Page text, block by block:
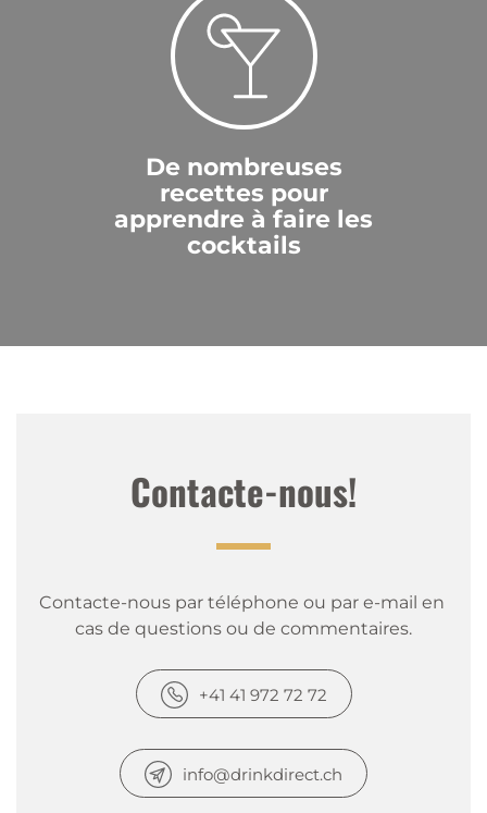
De nombreuses
recettes pour
apprendre à faire les
cocktails
Contacte-nous!
Contacte-nous par téléphone ou par e-mail en
cas de questions ou de commentaires.
+41 41 972 72 72
info@drinkdirect.ch